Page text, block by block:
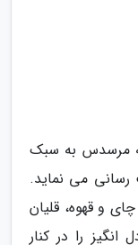
مرسدس به سبک
می نماید.
و قهوه، قلیان
را در کنار